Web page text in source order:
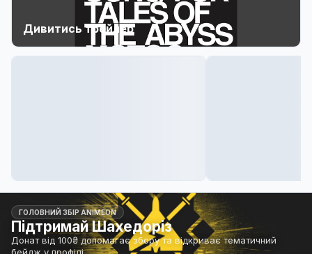
Дивитись трейлер
ГОЛОВНИЙ ЗБІР ANIMEON
Підтримай Шахедоріз
Донат від 100₴ допомагає збору та відкриває тематичний